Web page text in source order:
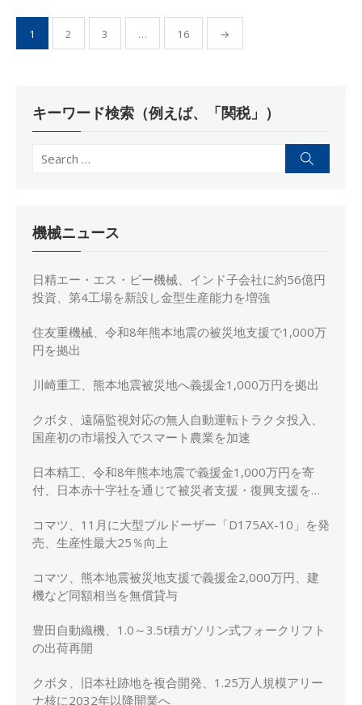
投
稿
ー
1 2 3 … 16 →
キーワード検索（例えば、「関税」）
Search
機械ニュース
日精エー・エス・ビー機械、インド子会社に約56億円
投資、第4工場を新設し金型生産能力を増強
住友重機械、令和8年熊本地震の被災地支援で1,000万
円を拠出
川崎重工、熊本地震被災地へ義援金1,000万円を拠出
クボタ、遠隔監視対応の無人自動運転トラクタ投入、
国産初の市場投入でスマート農業を加速
日本精工、令和8年熊本地震で義援金1,000万円を寄
付、日本赤十字社を通じて被災者支援・復興支援を実
コマツ、11月に大型ブルドーザー「D175AX-10」を発
売、生産性最大25％向上
コマツ、熊本地震被災地支援で義援金2,000万円、建
機など同額相当を無償貸与
豊田自動織機、1.0～3.5t積ガソリン式フォークリフト
の出荷再開
クボタ、旧本社跡地を複合開発、1.25万人規模アリー
ナ核に2032年以降開業へ